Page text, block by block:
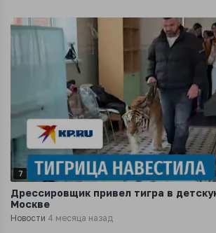
7
Дрессировщик привел тигра в
Москве
Новости 4 месяца назад